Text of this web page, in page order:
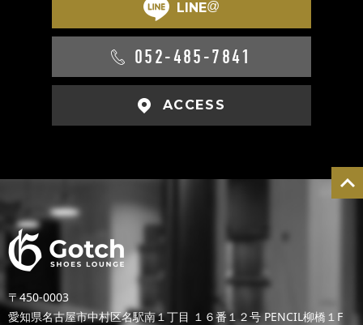
LINE@
052-485-7841
ACCESS
〒450-0003
愛知県名古屋市中村区名駅南１丁目 １６番１２号 PENCIL柳橋１F